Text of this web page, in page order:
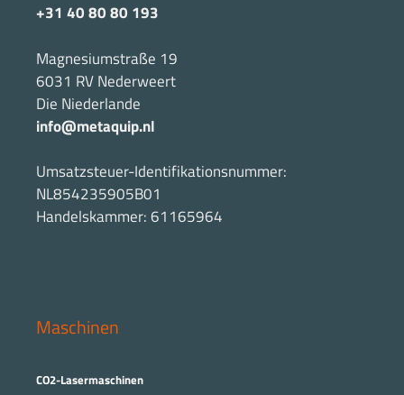
+31 40 80 80 193
Magnesiumstraße 19
6031 RV Nederweert
Die Niederlande
info@metaquip.nl
Umsatzsteuer-Identifikationsnummer:
NL854235905B01
Handelskammer: 61165964
Maschinen
CO2-Lasermaschinen